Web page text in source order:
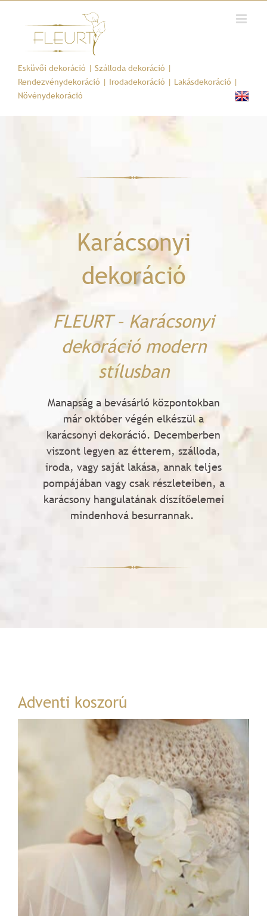
Esküvői dekoráció | Szálloda dekoráció |
Rendezvénydekoráció | Irodadekoráció | Lakásdekoráció |
Növénydekoráció
Karácsonyi
dekoráció
FLEURT – Karácsonyi
dekoráció modern
stílusban
Manapság a bevásárló központokban
már október végén elkészül a
karácsonyi dekoráció. Decemberben
viszont legyen az étterem, szálloda,
iroda, vagy saját lakása, annak teljes
pompájában vagy csak részleteiben, a
karácsony hangulatának díszítőelemei
mindenhová besurrannak.
Adventi koszorú